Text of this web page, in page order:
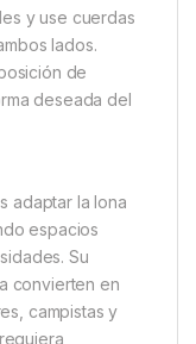
460 cm (ancho)
del mástil).
total: 6,4 kg,
mantiene
poste en el
delantero
y use cuerdas
lados.